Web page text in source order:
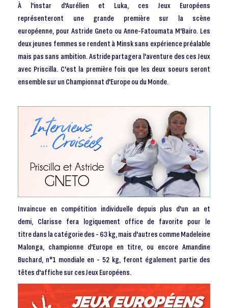
À l'instar d'Aurélien et Luka, ces Jeux Européens
représenteront une grande première sur la scène
européenne, pour Astride Gneto ou Anne-Fatoumata M'Bairo. Les
deux jeunes femmes se rendent à Minsk sans expérience préalable
mais pas sans ambition. Astride partagera l'aventure des ces Jeux
avec Priscilla. C'est la première fois que les deux soeurs seront
ensemble sur un Championnat d'Europe ou du Monde.
Invaincue en compétition individuelle depuis plus d'un an et
demi, Clarisse fera logiquement office de favorite pour le
titre dans la catégorie des - 63 kg, mais d'autres comme Madeleine
Malonga, championne d'Europe en titre, ou encore Amandine
Buchard, n°1 mondiale en - 52 kg, feront également partie des
têtes d'affiche sur ces Jeux Européens.